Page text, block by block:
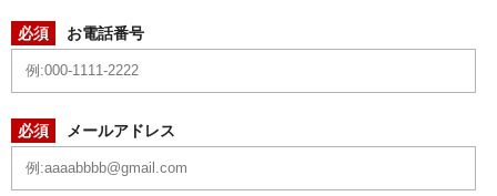
必須 お電話番号
必須 メールアドレス